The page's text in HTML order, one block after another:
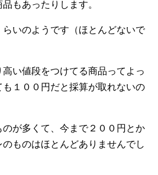
もあったりします。
いのようです（ほとんどないで
い値段をつけてる商品ってよっ
１００円だと採算が取れないの
が多くて、今まで２００円とか
ものはほとんどありませんでし